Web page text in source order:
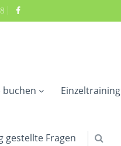
buchen Einzeltraining
gestellte Fragen